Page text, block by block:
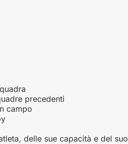
precedenti
campo
delle sue capacità e del